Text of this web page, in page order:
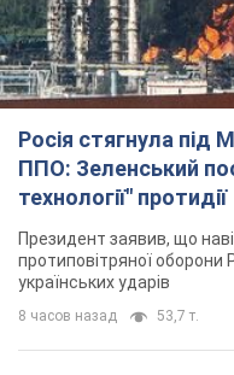
Росія стягнула під
ППО: Зеленський
технології" протидії
Президент заявив, що
протиповітряної оборони
українських ударів
8 часов назад 53,7 т.